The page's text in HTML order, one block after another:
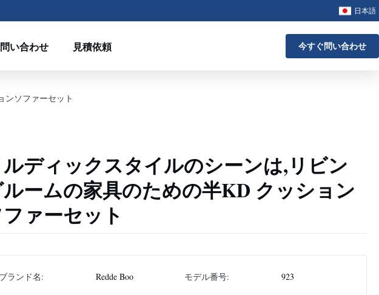
日本語
い合わせ 見積依頼 今すぐ問い合わせ
ンソファーセット
ディックスタイルのシーンは,リビン
ームの家具のための半KD クッション
ァーセット
ブランド名: Redde Boo モデル番号: 923